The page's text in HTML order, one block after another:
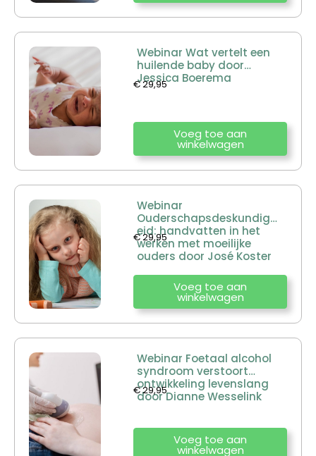
Webinar Wat vertelt een
huilende baby door
Jessica Boerema
€29,95
Voeg toe aan
winkelwagen
Webinar
Ouderschapsdeskundigh
eid: handvatten in het
werken met moeilijke
ouders door José Koster
€29,95
Voeg toe aan
winkelwagen
Webinar Foetaal alcohol
syndroom verstoort
ontwikkeling levenslang
door Dianne Wesselink
€29,95
Voeg toe aan
winkelwagen